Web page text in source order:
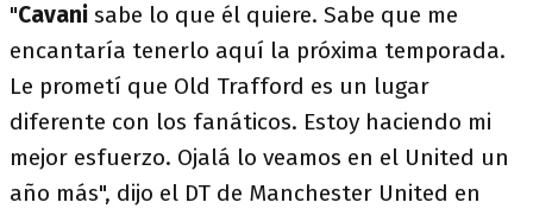
"Cavani sabe lo que él quiere. Sabe que me
encantaría tenerlo aquí la próxima temporada.
Le prometí que Old Trafford es un lugar
diferente con los fanáticos. Estoy haciendo mi
mejor esfuerzo. Ojalá lo veamos en el United un
año más", dijo el DT de Manchester United en